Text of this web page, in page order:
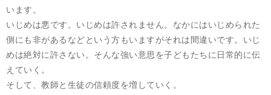
います。
いじめは悪です。いじめは許されません。なかにはいじめられた
側にも非があるなどという方もいますがそれは間違いです。いじ
めは絶対に許さない。そんな強い意思を子どもたちに日常的に伝
えていく。
そして、教師と生徒の信頼度を増していく。